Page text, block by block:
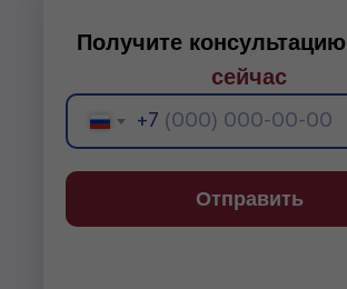
Получите консультацию
сейчас
+7
Отправить